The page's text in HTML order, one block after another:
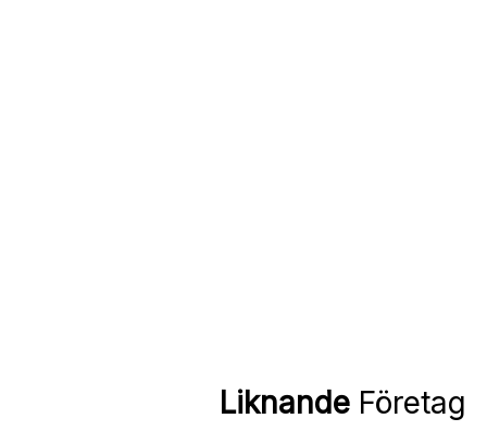
LiknandeFöretag